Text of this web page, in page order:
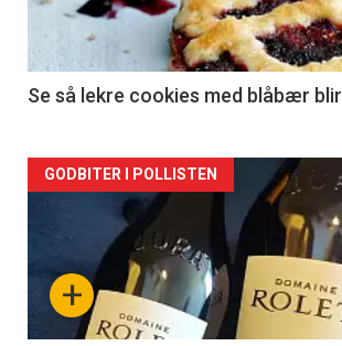
2
Se så lekre cookies med blåbær blir
Forsiden
akkurat
nå+
GODBITER I POLLISTEN